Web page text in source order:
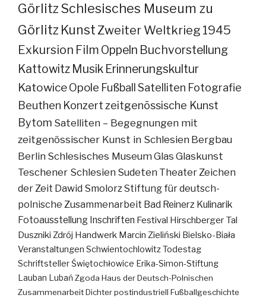
GörlitzSchlesisches Museum zu
Görlitz KunstZweiter Weltkrieg 1945
Exkursion Film Oppeln Buchvorstellung
Kattowitz Musik Erinnerungskultur
KatowiceOpole FußballSatelliten Fotografie
Beuthen Konzertzeitgenössische Kunst
Bytom Satelliten – Begegnungen mit
zeitgenössischer Kunst in Schlesien Bergbau
Berlin Schlesisches MuseumGlas Glaskunst
Teschener Schlesien Sudeten TheaterZeichen
der Zeit Dawid SmolorzStiftung für deutsch-
polnische Zusammenarbeit Bad Reinerz Kulinarik
Fotoausstellung Inschriften Festival Hirschberger Tal
Duszniki Zdrój Handwerk Marcin Zieliński Bielsko-Biała
Veranstaltungen SchwientochlowitzTodestag
SchriftstellerŚwiętochłowice Erika-Simon-Stiftung
Lauban LubańZgoda Haus der Deutsch-Polnischen
ZusammenarbeitDichterpostindustriell Fußballgeschichte